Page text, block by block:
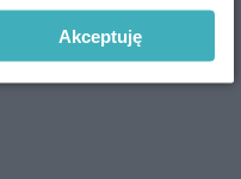
Akceptuję